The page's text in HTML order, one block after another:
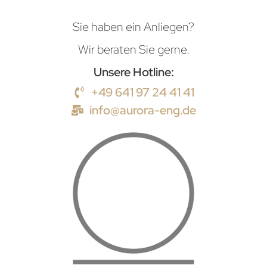
Sie haben ein Anliegen?
Wir beraten Sie gerne.
Unsere Hotline:
+49 641 97 24 41 41
info@aurora-eng.de